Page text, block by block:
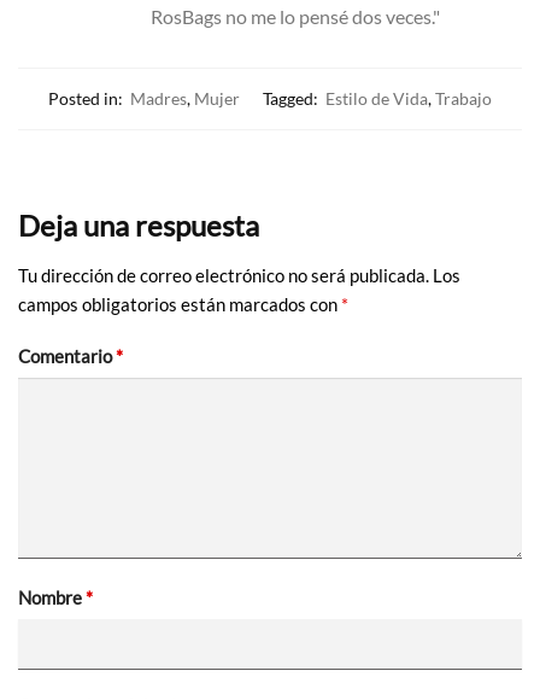
RosBags no me lo pensé dos veces."
Posted in: Madres, Mujer Tagged: Estilo de Vida,Trabajo
Deja una respuesta
Tu dirección de correo electrónico no será publicada. Los
campos obligatorios están marcados con *
Comentario*
Nombre*